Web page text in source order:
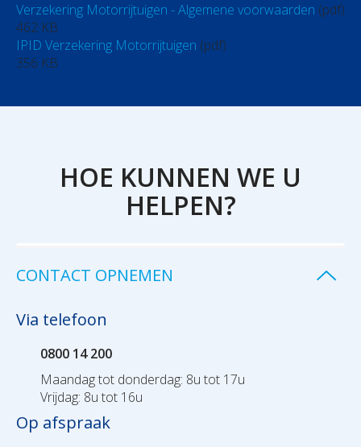
Verzekering Motorrijtuigen - Algemene voorwaarden (pdf)
462 KB
IPID Verzekering Motorrijtuigen (pdf)
356 KB
HOE KUNNEN WE U
HELPEN?
CONTACT OPNEMEN
Via telefoon
0800 14 200
Maandag tot donderdag: 8u tot 17u
Vrijdag: 8u tot 16u
Op afspraak